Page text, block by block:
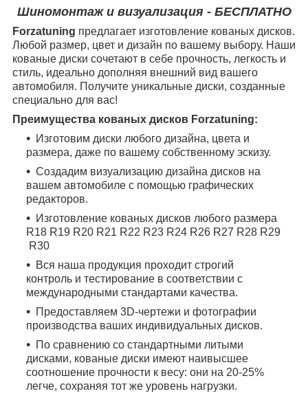
Шиномонтаж и визуализация - БЕСПЛАТНО
Forzatuning предлагает изготовление кованых дисков.
Любой размер, цвет и дизайн по вашему выбору. Наши
кованые диски сочетают в себе прочность, легкость и
стиль, идеально дополняя внешний вид вашего
автомобиля. Получите уникальные диски, созданные
специально для вас!
Преимущества кованых дисков Forzatuning:
Изготовим диски любого дизайна, цвета и
размера, даже по вашему собственному эскизу.
Создадим визуализацию дизайна дисков на
вашем автомобиле с помощью графических
редакторов.
Изготовление кованых дисков любого размера
R18 R19 R20 R21 R22 R23 R24 R26 R27 R28 R29
R30
Вся наша продукция проходит строгий
контроль и тестирование в соответствии с
международными стандартами качества.
Предоставляем 3D-чертежи и фотографии
производства ваших индивидуальных дисков.
По сравнению со стандартными литыми
дисками, кованые диски имеют наивысшее
соотношение прочности к весу: они на 20-25%
легче, сохраняя тот же уровень нагрузки.